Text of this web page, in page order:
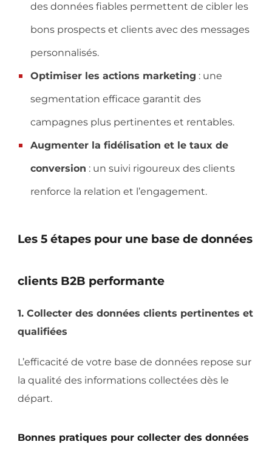
des données fiables permettent de cibler les
bons prospects et clients avec des messages
personnalisés.
Optimiser les actions marketing : une
segmentation efficace garantit des
campagnes plus pertinentes et rentables.
Augmenter la fidélisation et le taux de
conversion : un suivi rigoureux des clients
renforce la relation et l’engagement.
Les 5 étapes pour une base de données
clients B2B performante
1. Collecter des données clients pertinentes et
qualifiées
L’efficacité de votre base de données repose sur
la qualité des informations collectées dès le
départ.
Bonnes pratiques pour collecter des données